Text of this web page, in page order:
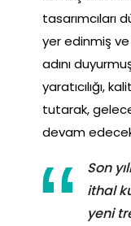
tasarımcıları
yer edinmiş
adını
yaratıcılığı,
tutarak,
devam
Son
ithal
yeni